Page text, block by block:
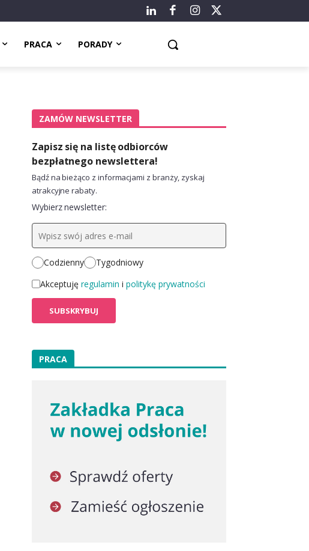
PRACA PORADY
ZAMÓW NEWSLETTER
Zapisz się na listę odbiorców
bezpłatnego newslettera!
Bądź na bieżąco z informacjami z branży, zyskaj
atrakcyjne rabaty.
Wybierz newsletter:
Codzienny
Tygodniowy
Akceptuję regulamin i politykę prywatności
PRACA